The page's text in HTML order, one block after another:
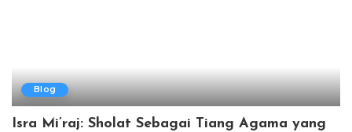
Blog
Isra Mi’raj: Sholat Sebagai Tiang Agama yang